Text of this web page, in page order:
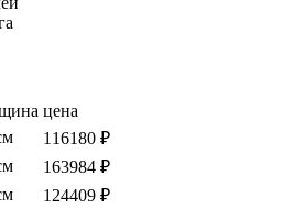
цена
116180 ₽
163984 ₽
124409 ₽